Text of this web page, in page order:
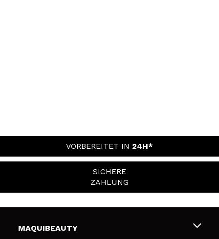
VORBEREITET IN 24H*
SICHERE
ZAHLUNG
MAQUIBEAUTY